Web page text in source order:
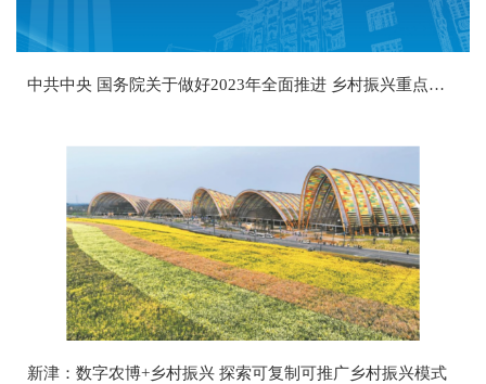
中共中央 国务院关于做好2023年全面推进 乡村振兴重点工作的意见
新津：数字农博+乡村振兴 探索可复制可推广乡村振兴模式